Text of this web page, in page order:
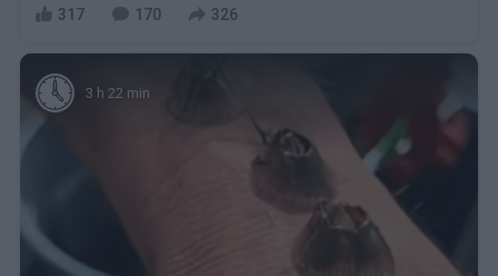
317 170 326
3 h 22 min